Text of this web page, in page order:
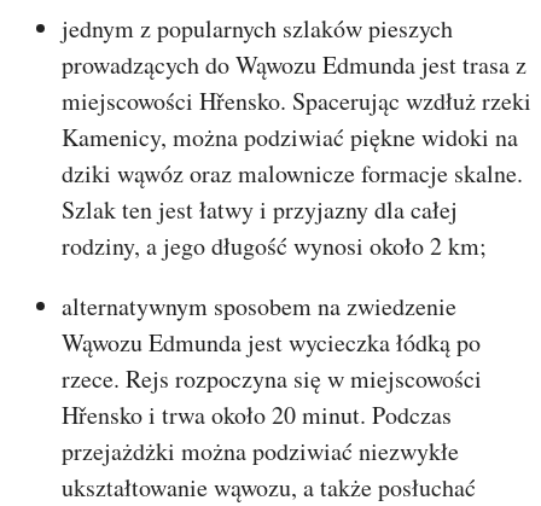
jednym z popularnych szlaków pieszych
prowadzących do Wąwozu Edmunda jest trasa z
miejscowości Hřensko. Spacerując wzdłuż rzeki
Kamenicy, można podziwiać piękne widoki na
dziki wąwóz oraz malownicze formacje skalne.
Szlak ten jest łatwy i przyjazny dla całej
rodziny, a jego długość wynosi około 2 km;
alternatywnym sposobem na zwiedzenie
Wąwozu Edmunda jest wycieczka łódką po
rzece. Rejs rozpoczyna się w miejscowości
Hřensko i trwa około 20 minut. Podczas
przejażdżki można podziwiać niezwykłe
ukształtowanie wąwozu, a także posłuchać